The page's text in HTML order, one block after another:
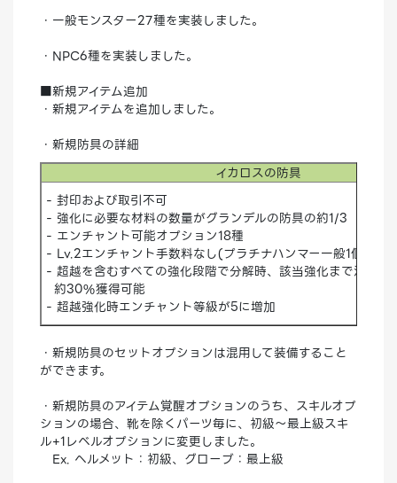
・一般モンスター27種を実装しました。
・NPC6種を実装しました。
■新規アイテム追加
・新規アイテムを追加しました。
・新規防具の詳細
イカロスの防具
- 封印および取引不可
- 強化に必要な材料の数量がグランデルの防具の約1/3
- エンチャント可能オプション18種
- Lv.2エンチャント手数料なし(プラチナハンマー一般1個、ス
- 超越を含むすべての強化段階で分解時、該当強化まで消費し
約30%獲得可能
- 超越強化時エンチャント等級が5に増加
・新規防具のセットオプションは混用して装備すること
ができます。
・新規防具のアイテム覚醒オプションのうち、スキルオプ
ションの場合、靴を除くパーツ毎に、初級～最上級スキ
ル+1レベルオプションに変更しました。
Ex. ヘルメット：初級、グローブ：最上級